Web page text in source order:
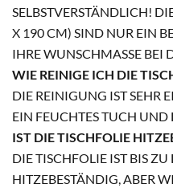
SELBSTVERSTÄNDLICH!
190 CM) SIND NUR EIN
HRE WUNSCHMASSE BEI
WIE REINIGE ICH DIE
DIE REINIGUNG IST SEHR
EIN FEUCHTES TUCH UND
IST DIE TISCHFOLIE
DIE TISCHFOLIE IST BIS
HITZEBESTÄNDIG, ABER